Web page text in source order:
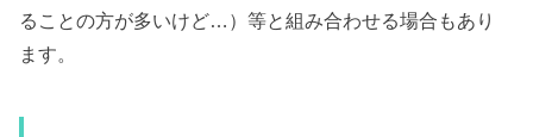
ることの方が多いけど…）等と組み合わせる場合もあり
ます。